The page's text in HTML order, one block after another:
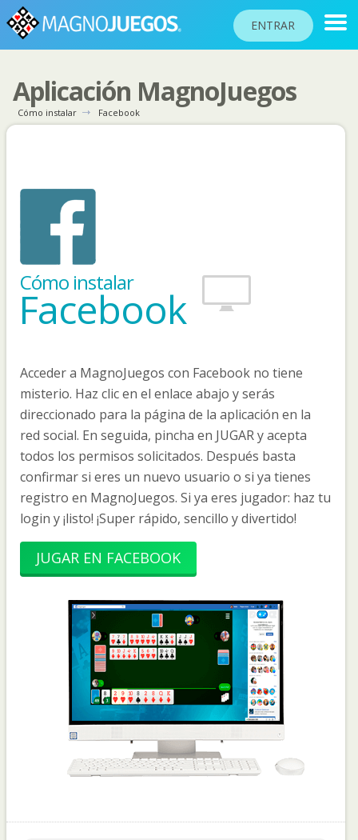
ENTRAR
RANKINGS
TORNEOS
AYUDA
PASAPORTE
JUGAR
Idioma del sitio
Aplicación MagnoJuegos
Cómo instalar Facebook
Cómo instalar
Facebook
Acceder a MagnoJuegos con Facebook no tiene
misterio. Haz clic en el enlace abajo y serás
direccionado para la página de la aplicación en la
red social. En seguida, pincha en JUGAR y acepta
todos los permisos solicitados. Después basta
confirmar si eres un nuevo usuario o si ya tienes
registro en MagnoJuegos. Si ya eres jugador: haz tu
login y ¡listo! ¡Super rápido, sencillo y divertido!
JUGAR EN FACEBOOK